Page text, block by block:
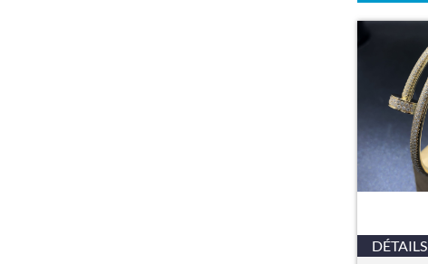
DÉTAILS